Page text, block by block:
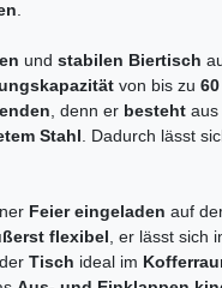
und stabilen Biertisch
von bis zu
, denn er besteht aus
Stahl . Dadurch lässt
Feier eingeladen auf
flexibel , er lässt sich
Tisch ideal im